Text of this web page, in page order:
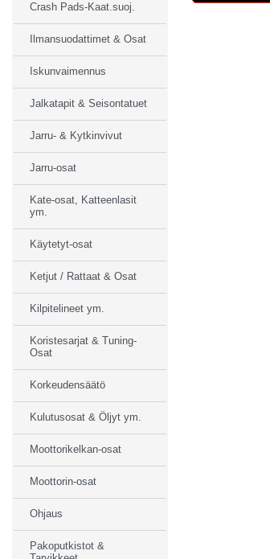
Crash Pads-Kaat.suoj.
Ilmansuodattimet & Osat
Iskunvaimennus
Jalkatapit & Seisontatuet
Jarru- & Kytkinvivut
Jarru-osat
Kate-osat, Katteenlasit
ym.
Käytetyt-osat
Ketjut / Rattaat & Osat
Kilpitelineet ym.
Koristesarjat & Tuning-
Osat
Korkeudensäätö
Kulutusosat & Öljyt ym.
Moottorikelkan-osat
Moottorin-osat
Ohjaus
Pakoputkistot &